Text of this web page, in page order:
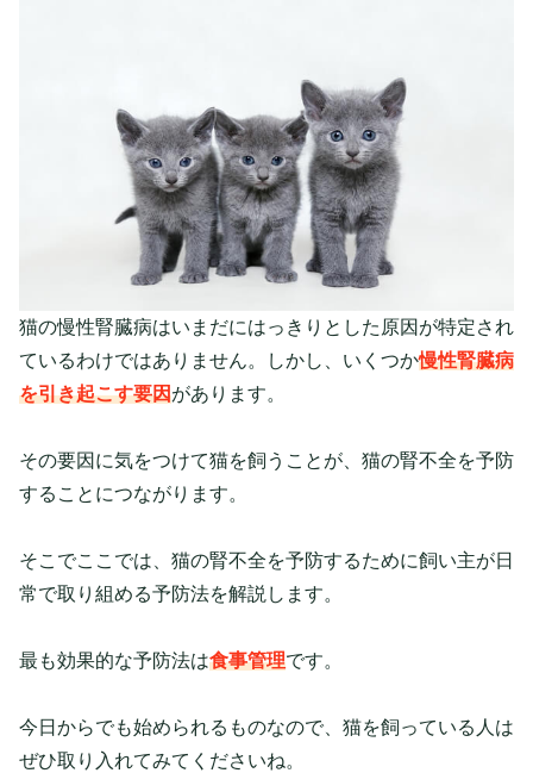
猫の慢性腎臓病はいまだにはっきりとした原因が特定され
ているわけではありません。しかし、いくつか慢性腎臓病
を引き起こす要因があります。
その要因に気をつけて猫を飼うことが、猫の腎不全を予防
することにつながります。
そこでここでは、 猫の腎不全を予防するために飼い主が日
常で取り組める予防法を解説します。
最も効果的な予防法は食事管理です。
今日からでも始められるものなので、猫を飼っている人は
ぜひ取り入れてみてくださいね。